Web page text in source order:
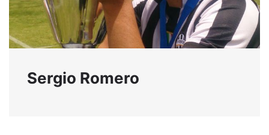
Sergio Romero